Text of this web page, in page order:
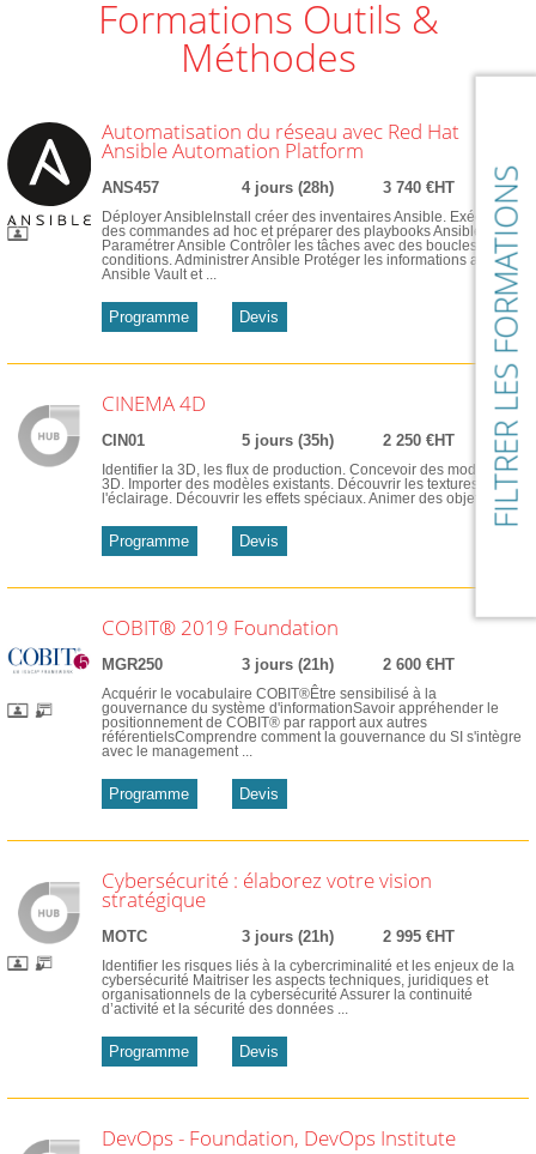
Formations Outils &
Méthodes
FILTRER LES FORMATIONS
Automatisation du réseau avec Red Hat
Ansible Automation Platform
ANS457 4 jours (28h) 3 740 €HT
Déployer AnsibleInstall créer des inventaires Ansible. Exécuter
des commandes ad hoc et préparer des playbooks Ansible.
Paramétrer Ansible Contrôler les tâches avec des boucles et des
conditions. Administrer Ansible Protéger les informations avec
Ansible Vault et ...
Programme Devis
CINEMA 4D
CIN01 5 jours (35h) 2 250 €HT
Identifier la 3D, les flux de production. Concevoir des modèles
3D. Importer des modèles existants. Découvrir les textures et
l'éclairage. Découvrir les effets spéciaux. Animer des objets 3D.
Programme Devis
COBIT® 2019 Foundation
MGR250 3 jours (21h) 2 600 €HT
Acquérir le vocabulaire COBIT®Être sensibilisé à la
gouvernance du système d'informationSavoir appréhender le
positionnement de COBIT® par rapport aux autres
référentielsComprendre comment la gouvernance du SI s'intègre
avec le management ...
Programme Devis
Cybersécurité : élaborez votre vision
stratégique
MOTC 3 jours (21h) 2 995 €HT
Identifier les risques liés à la cybercriminalité et les enjeux de la
cybersécurité Maitriser les aspects techniques, juridiques et
organisationnels de la cybersécurité Assurer la continuité
d’activité et la sécurité des données ...
Programme Devis
DevOps - Foundation, DevOps Institute